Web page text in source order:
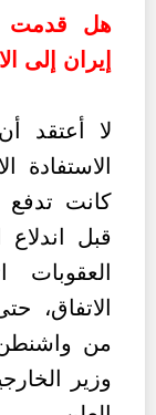
هل قدمت
إيران إلى
لا أعتقد
الاستفادة
كانت
قبل
الاتفاق،
من
وزير